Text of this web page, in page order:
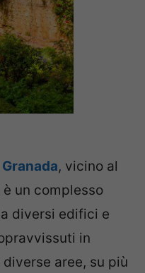
Granada, vicino al
un complesso
diversi edifici e
in
aree, su più